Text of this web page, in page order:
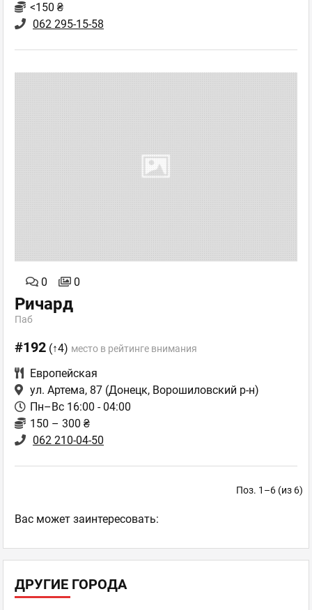
<150 ₴
062 295-15-58
0 0
Ричард
Паб
#192 (↑4) место в рейтинге внимания
Европейская
ул. Артема, 87 (Донецк, Ворошиловский р-н)
Пн–Вс 16:00 - 04:00
150 – 300 ₴
062 210-04-50
Поз. 1–6 (из 6)
Ваc может заинтересовать:
ДРУГИЕ ГОРОДА